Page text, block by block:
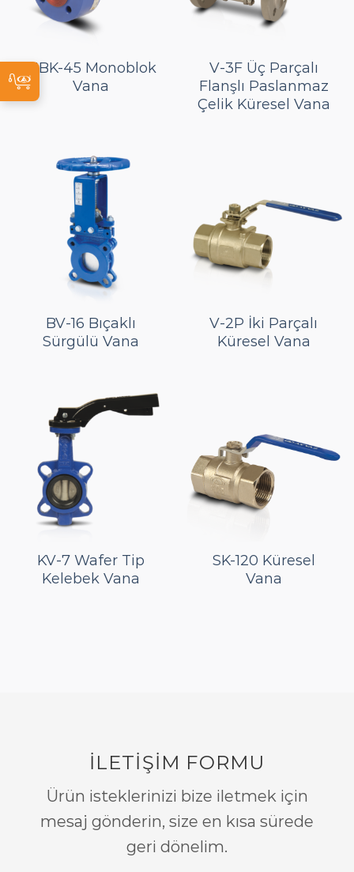
MBK-45 Monoblok
Vana
V-3F Üç Parçalı
Flanşlı Paslanmaz
Çelik Küresel Vana
BV-16 Bıçaklı
Sürgülü Vana
V-2P İki Parçalı
Küresel Vana
KV-7 Wafer Tip
Kelebek Vana
SK-120 Küresel
Vana
İLETİŞİM FORMU
Ürün isteklerinizi bize iletmek için
mesaj gönderin, size en kısa sürede
geri dönelim.